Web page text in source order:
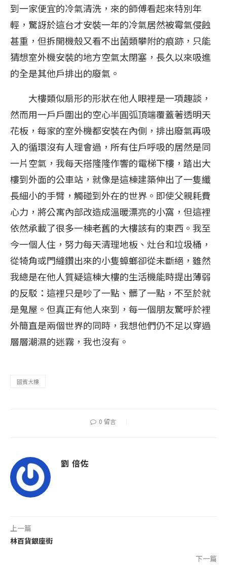
到一家便宜的冷氣清洗，來的師傅看起來特別年
輕，驚訝於這台才安裝一年的冷氣居然被霉氣侵蝕
甚重，但拆開機殼又看不出菌類攀附的痕跡，只能
猜想室外機安裝的地方空氣太閉塞，長久以來吸進
的全是其他戶排出的廢氣。
大樓類似扇形的形狀在他人眼裡是一項趣談，
然而用一戶戶圍出的空心半圓弧頂端覆蓋著透明天
花板，每家的室外機都安裝在內側，排出廢氣再吸
入的循環沒有人理會過，所有住戶呼吸的居然是同
一片空氣，我每天搭隆隆作響的電梯下樓，踏出大
樓到外面的公車站，就像是這棟建築伸出了一隻纖
長細小的手臂，觸碰到外在的世界。即使父親耗費
心力，將公寓內部改造成溫暖漂亮的小窩，但這裡
依然承載了很多一棟老舊的大樓該有的東西。我至
今一個人住，努力每天清理地板、灶台和垃圾桶，
從犄角或門縫鑽出來的小隻蟑螂卻從未斷絕，雖然
我總是在他人質疑這棟大樓的生活機能時提出薄弱
的反駁：這裡只是吵了一點、髒了一點，不至於就
是鬼屋。但真正有他人來到，每一個朋友驚呼於裡
外簡直是兩個世界的同時，我想他們仍不足以穿過
層層潮濕的迷霧，我也沒有。
國賓大樓
0 留言
劉 倍佐
上一篇
林百貨銀座街
下一篇